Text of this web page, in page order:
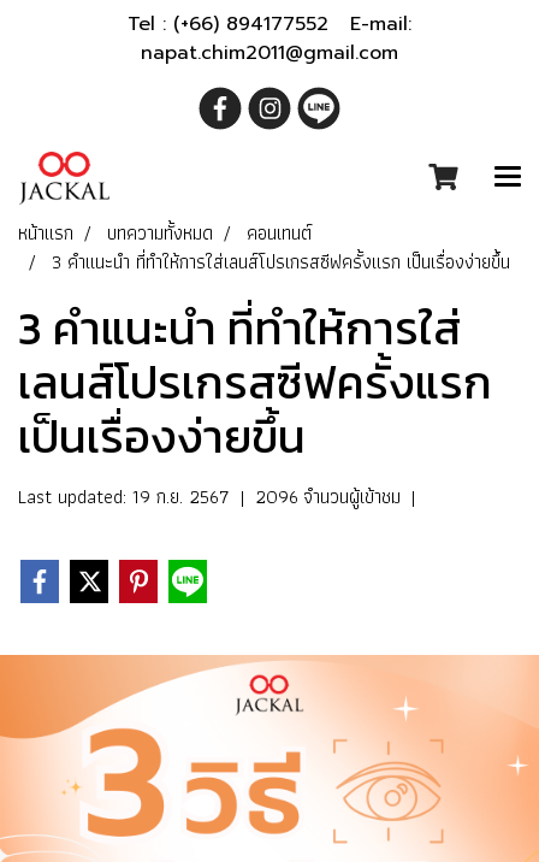
Tel : (+66) 894177552 E-mail:
napat.chim2011@gmail.com
หน้าแรก บทความทั้งหมด
คอนเทนต์
3 คำแนะนำ ที่ทำให้การใส่เลนส์โปรเกรสซีฟครั้งแรก เป็นเรื่องง่ายขึ้น
3 คำแนะนำ ที่ทำให้การใส่
เลนส์โปรเกรสซีฟครั้งแรก
เป็นเรื่องง่ายขึ้น
Last updated: 19 ก.ย. 2567 | 2096 จำนวนผู้เข้าชม |